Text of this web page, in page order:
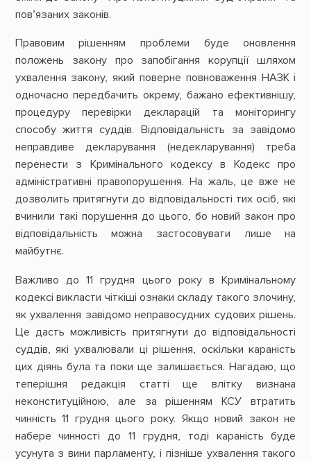
пов’язаних законів.
Правовим рішенням проблеми буде оновлення
положень закону про запобігання корупції шляхом
ухвалення закону, який поверне повноваження НАЗК і
одночасно передбачить окрему, бажано ефективнішу,
процедуру перевірки декларацій та моніторингу
способу життя суддів. Відповідальність за завідомо
неправдиве декларування (недекларування) треба
перенести з Кримінального кодексу в Кодекс про
адміністративні правопорушення. На жаль, це вже не
дозволить притягнути до відповідальності тих осіб, які
вчинили такі порушення до цього, бо новий закон про
відповідальність можна застосовувати лише на
майбутнє.
Важливо до 11 грудня цього року в Кримінальному
кодексі викласти чіткіші ознаки складу такого злочину,
як ухвалення завідомо неправосудних судових рішень.
Це дасть можливість притягнути до відповідальності
суддів, які ухвалювали ці рішення, оскільки караність
цих діянь була та поки ще залишається. Нагадаю, що
теперішня редакція статті ще влітку визнана
неконституційною, але за рішенням КСУ втратить
чинність 11 грудня цього року. Якщо новий закон не
набере чинності до 11 грудня, тоді караність буде
усунута з вини парламенту, і пізніше ухвалення такого